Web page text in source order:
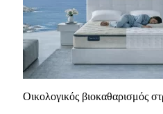
Οικολογικός βιοκαθαρισμός